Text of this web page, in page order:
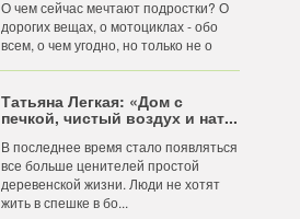
О чем сейчас мечтают подростки? О
дорогих вещах, о мотоциклах - обо
всем, о чем угодно, но только не о
Татьяна Легкая: «Дом с
печкой, чистый воздух и нат...
В последнее время стало появляться
все больше ценителей простой
деревенской жизни. Люди не хотят
жить в спешке в бо...